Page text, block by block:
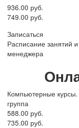
936.00 руб.
749.00 руб.
Записаться
Расписание занятий
менеджера
Компьютерные
группа
588.00 руб.
735.00 руб.